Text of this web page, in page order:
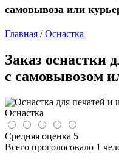
самовывоза или
Главная /Оснастка
Заказ оснастки
с самовывозом
Оснастка
Средняя оценка 5
Всего проголосовало 1